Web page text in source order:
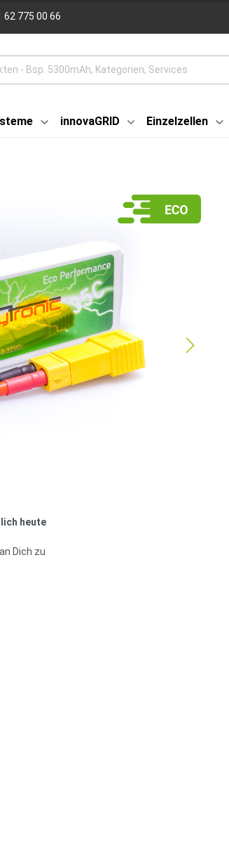
775 00 66
innovaGRID Einzelzellen
heute
Dich zu